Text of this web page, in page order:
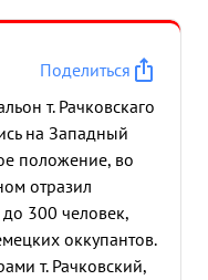
Поделиться
т. Рачковскаго
на Западный
положение, во
отразил
300 человек,
оккупантов.
т. Рачковский,